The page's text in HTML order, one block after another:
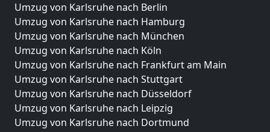
Umzug von Karlsruhe nach Berlin
Umzug von Karlsruhe nach Hamburg
Umzug von Karlsruhe nach München
Umzug von Karlsruhe nach Köln
Umzug von Karlsruhe nach Frankfurt am Main
Umzug von Karlsruhe nach Stuttgart
Umzug von Karlsruhe nach Düsseldorf
Umzug von Karlsruhe nach Leipzig
Umzug von Karlsruhe nach Dortmund